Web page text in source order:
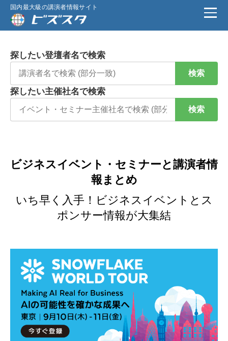
国内最大級の講演者情報サイト
探したい登壇者名で検索
検索
探したい主催社名で検索
検索
ビジネスイベント・セミナーと講演者情
報まとめ
いち早く入手！ビジネスイベントとス
ポンサー情報が大集結